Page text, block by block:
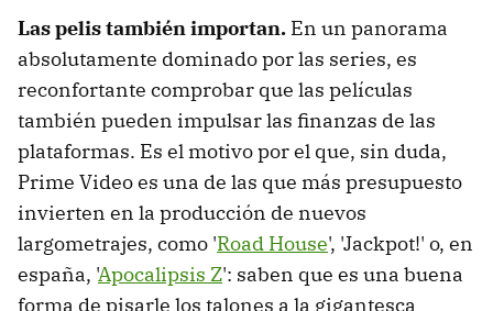
Las pelis también importan. En un panorama
absolutamente dominado por las series, es
reconfortante comprobar que las películas
también pueden impulsar las finanzas de las
plataformas. Es el motivo por el que, sin duda,
Prime Video es una de las que más presupuesto
invierten en la producción de nuevos
largometrajes, como 'Road House', 'Jackpot!' o, en
españa, 'Apocalipsis Z': saben que es una buena
forma de pisarle los talones a la gigantesca